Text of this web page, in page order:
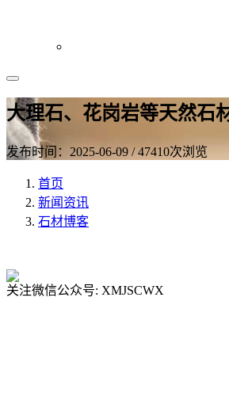
大理石、花岗岩等天然石
发布时间：2025-06-09 / 47410次浏览
首页
新闻资讯
石材博客
关注微信公众号: XMJSCWX